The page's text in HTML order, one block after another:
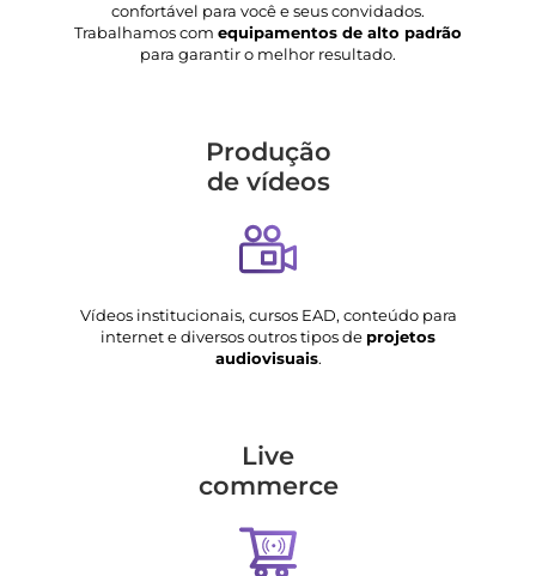
confortável para você e seus convidados.
Trabalhamos com equipamentos de alto padrão
para garantir o melhor resultado.
Produção
de vídeos
Vídeos institucionais, cursos EAD, conteúdo para
internet e diversos outros tipos de projetos
audiovisuais.
Live
commerce